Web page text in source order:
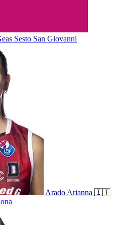
Sesto San Giovanni
AradoArianna 🇮🇹